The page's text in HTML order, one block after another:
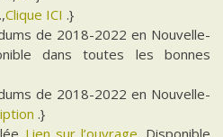
Clique ICI .}
de 2018-2022 en Nouvelle-
dans toutes les bonnes
de 2018-2022 en Nouvelle-
.}